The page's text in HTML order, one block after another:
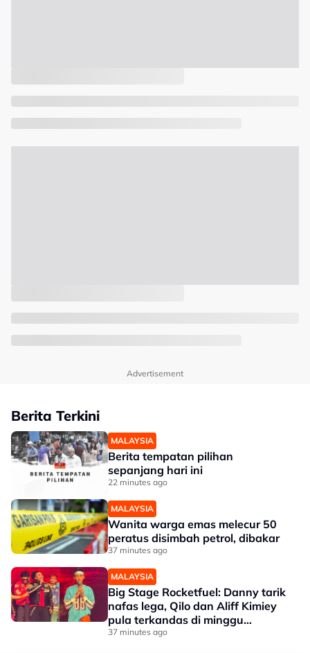
Advertisement
Berita Terkini
MALAYSIA
Berita tempatan pilihan
sepanjang hari ini
22 minutes ago
MALAYSIA
Wanita warga emas melecur 50
peratus disimbah petrol, dibakar
37 minutes ago
MALAYSIA
Big Stage Rocketfuel: Danny tarik
nafas lega, Qilo dan Aliff Kimiey
pula terkandas di minggu
separuh akhir
37 minutes ago